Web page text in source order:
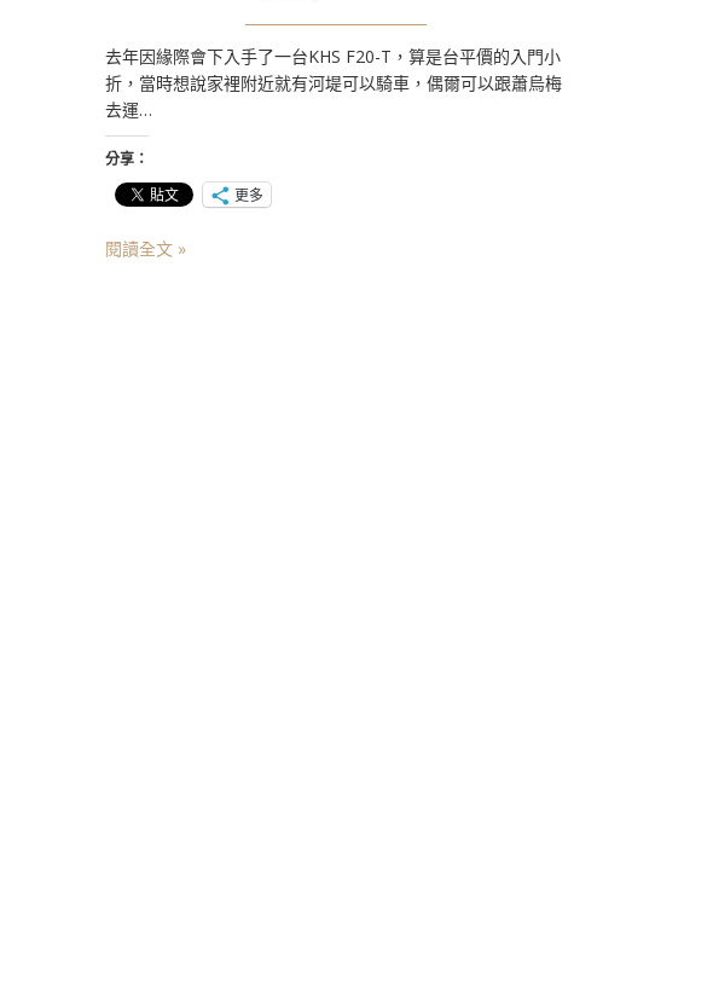
去年因緣際會下入手了一台KHS F20-T，算是台平價的入門小
折，當時想說家裡附近就有河堤可以騎車，偶爾可以跟蕭烏梅
去運…
分享：
更多
閱讀全文 »